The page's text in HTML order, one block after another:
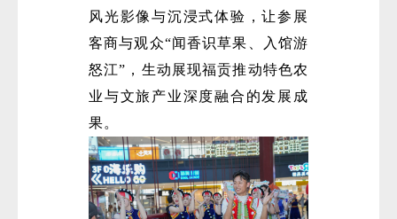
风光影像与沉浸式体验，让参展
客商与观众“闻香识草果、入馆游
怒江”，生动展现福贡推动特色农
业与文旅产业深度融合的发展成
果。